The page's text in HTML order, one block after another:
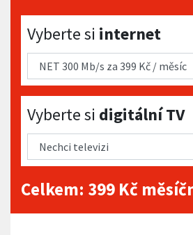
Vyberte si internet
Vyberte si internet
Vyberte si digitální TV
Vyberte si digitální TV
Celkem: 399 Kč